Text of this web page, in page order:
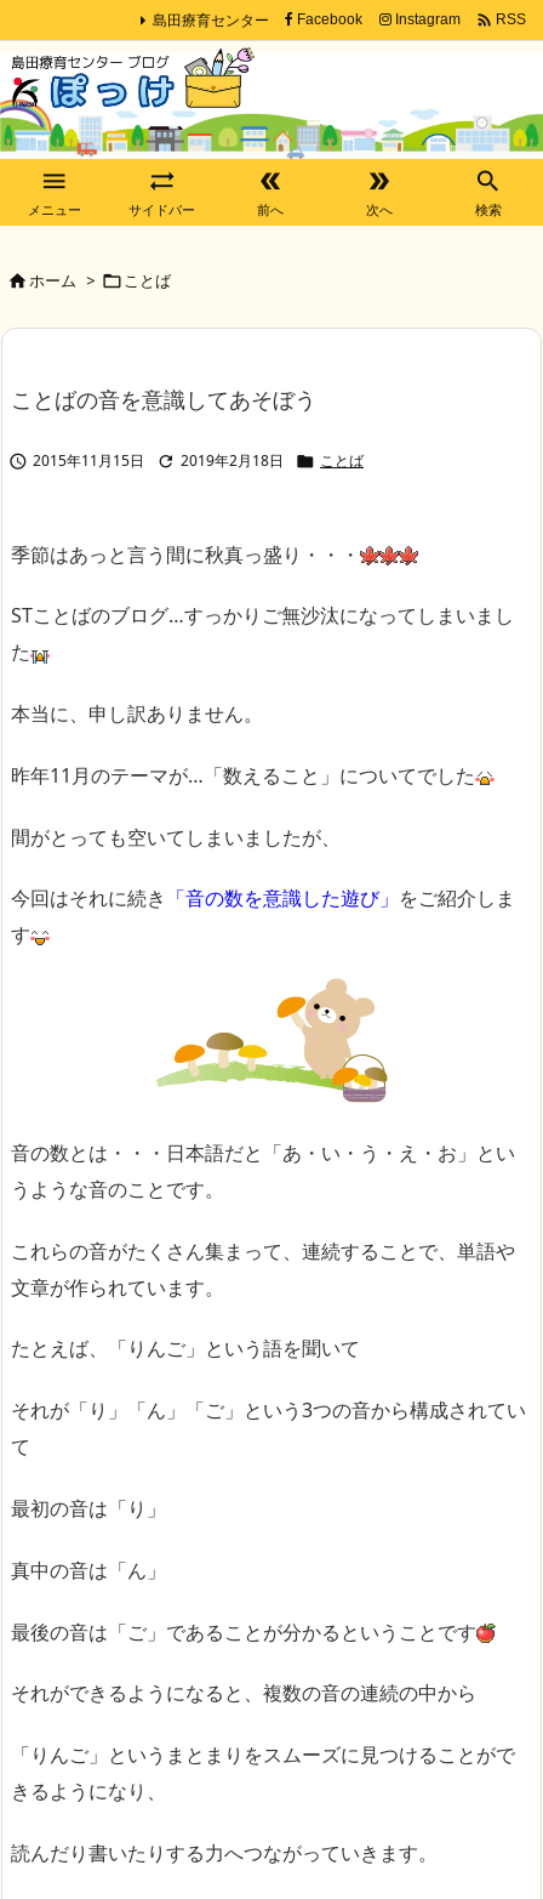

メニュー

サイドバー

前へ

次へ

検索
島田療育センター Facebook Instagram  RSS
ホーム >  ことば
ことばの音を意識してあそぼう
 2015年11月15日  2019年2月18日  ことば
季節はあっと言う間に秋真っ盛り・・・
STことばのブログ…すっかりご無沙汰になってしまいまし
た
本当に、申し訳ありません。
昨年11月のテーマが…「数えること」についてでした
間がとっても空いてしまいましたが、
今回はそれに続き 「音の数を意識した遊び」 をご紹介しま
す
音の数とは・・・日本語だと「あ・い・う・え・お」とい
うような音のことです。
これらの音がたくさん集まって、連続することで、単語や
文章が作られています。
たとえば、「りんご」という語を聞いて
それが「り」「ん」「ご」という3つの音から構成されてい
て
最初の音は「り」
真中の音は「ん」
最後の音は「ご」であることが分かるということです
それができるようになると、複数の音の連続の中から
「りんご」というまとまりをスムーズに見つけることがで
きるようになり、
読んだり書いたりする力へつながっていきます。